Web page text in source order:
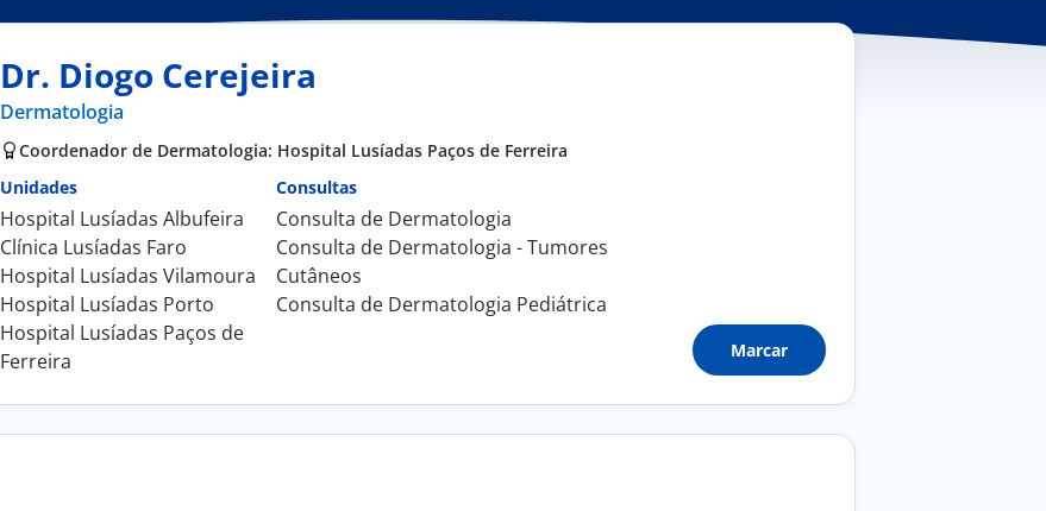
Dr. Diogo Cerejeira
Dermatologia
Coordenador de Dermatologia: Hospital Lusíadas Paços de Ferreira
Unidades
Hospital Lusíadas Albufeira
Clínica Lusíadas Faro
Hospital Lusíadas Vilamoura
Hospital Lusíadas Porto
Hospital Lusíadas Paços de
Ferreira
Consultas
Consulta de Dermatologia
Consulta de Dermatologia - Tumores
Cutâneos
Consulta de Dermatologia Pediátrica
Marcar